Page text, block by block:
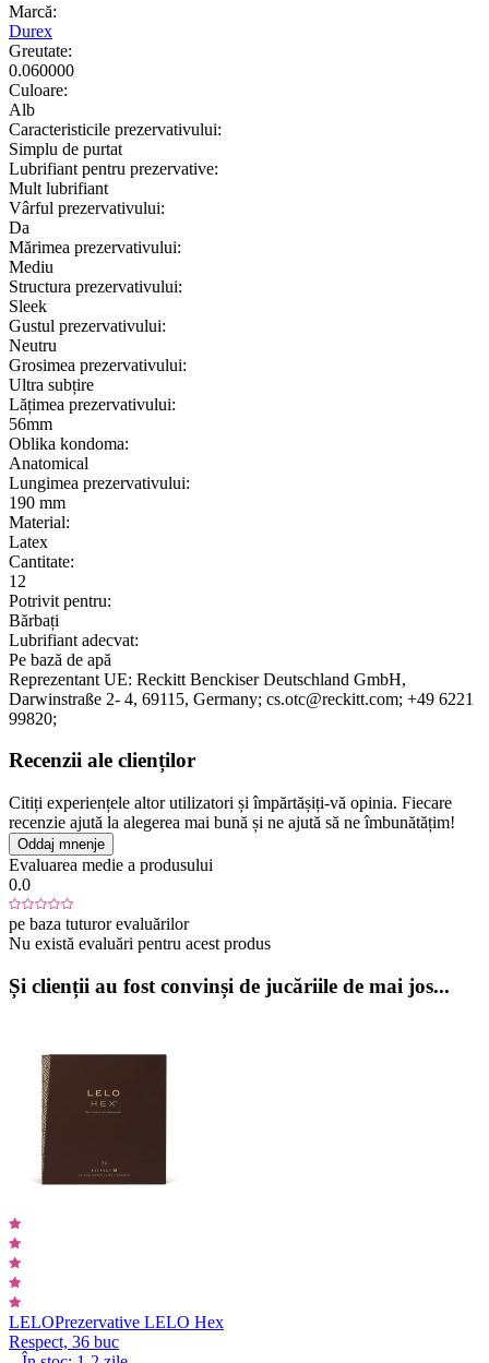
Marcă:
Durex
Greutate:
0.060000
Culoare:
Alb
Caracteristicile prezervativului:
Simplu de purtat
Lubrifiant pentru prezervative:
Mult lubrifiant
Vârful prezervativului:
Da
Mărimea prezervativului:
Mediu
Structura prezervativului:
Sleek
Gustul prezervativului:
Neutru
Grosimea prezervativului:
Ultra subțire
Lățimea prezervativului:
56mm
Oblika kondoma:
Anatomical
Lungimea prezervativului:
190 mm
Material:
Latex
Cantitate:
12
Potrivit pentru:
Bărbați
Lubrifiant adecvat:
Pe bază de apă
Reprezentant UE: Reckitt Benckiser Deutschland GmbH,
Darwinstraße 2- 4, 69115, Germany; cs.otc@reckitt.com; +49 6221
99820;
Recenzii ale clienților
Citiți experiențele altor utilizatori și împărtășiți-vă opinia. Fiecare
recenzie ajută la alegerea mai bună și ne ajută să ne îmbunătățim!
Oddaj mnenje
Evaluarea medie a produsului
0.0
pe baza tuturor evaluărilor
Nu există evaluări pentru acest produs
Și clienții au fost convinși de jucăriile de mai jos...
LELOPrezervative LELO Hex
Respect, 36 buc